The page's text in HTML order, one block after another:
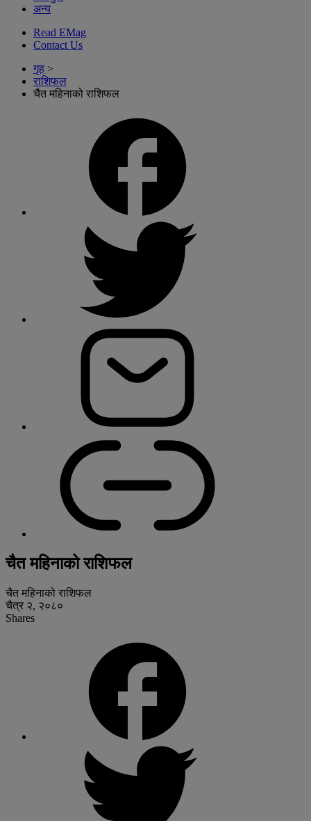
अन्य
Read EMag
Contact Us
गृह >
राशिफल
चैत महिनाको राशिफल
चैत महिनाको राशिफल
चैत महिनाको राशिफल
चैत्र २, २०८०
Shares